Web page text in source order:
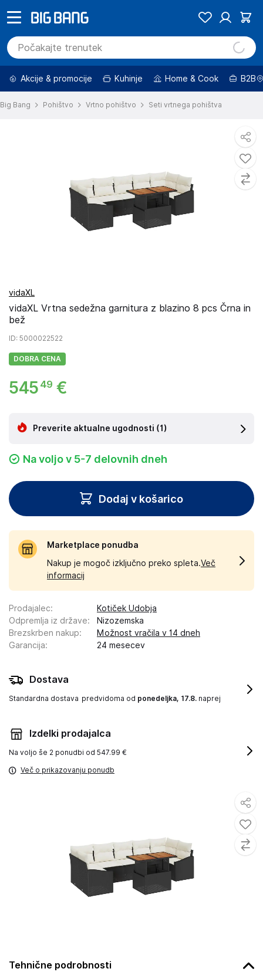
Akcije & promocije Kuhinje Home & Cook B2B
Big Bang Pohištvo Vrtno pohištvo Seti vrtnega pohištva
Tehnične podrobnosti
vidaXL
vidaXL Vrtna sedežna garnitura z blazino 8 pcs Črna in
bež
ID: 5000022522
DOBRA CENA
545 49 €
Preverite aktualne ugodnosti (1)
Na voljo v 5-7 delovnih dneh
Dodaj v košarico
Marketplace ponudba
Nakup je mogoč izključno preko spleta.Več
informacij
Prodajalec:
Kotiček Udobja
Odpremlja iz države:
Nizozemska
Brezskrben nakup:
Možnost vračila v 14 dneh
Garancija: 24 mesecev
Dostava
Standardna dostava predvidoma od ponedeljka, 17.8. naprej
Izdelki prodajalca
Na voljo še 2 ponudbi od 547.99 €
Več o prikazovanju ponudb